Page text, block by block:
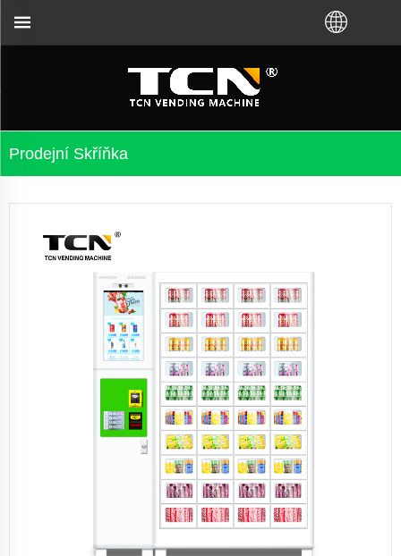
Prodejní Skříňka
a řešení problémů bez ohledu na to,